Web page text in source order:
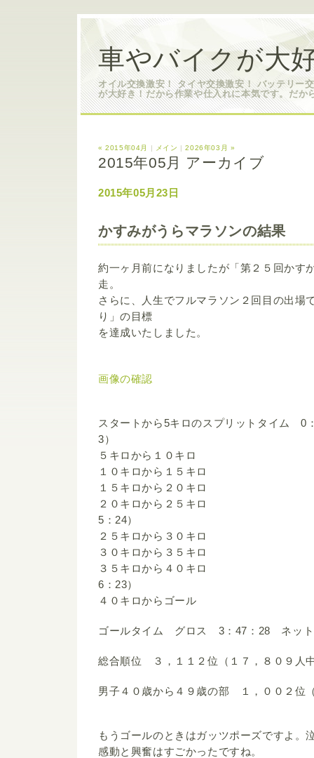
車やバイクが大
オイル交換激安！ タイヤ交換激安！ バッテリー
が大好き！だから作業や仕入れに本気です。だか
« 2015年04月 | メイン |2026年03月 »
2015年05月 アーカイブ
2015年05月23日
かすみがうらマラソンの結果
約一ヶ月前になりましたが「第２５回かす
走。
さらに、人生でフルマラソン２回目の出場
り」の目標
を達成いたしました。
画像の確認
スタートから5キロのスプリットタイム
3）
５キロから１０キロ 0
１０キロから１５キロ 0
１５キロから２０キロ 0
２０キロから２５キロ 0：
5：24）
２５キロから３０キロ 0
３０キロから３５キロ 0
３５キロから４０キロ 0：
6：23）
４０キロからゴール 0
ゴールタイム グロス 3：47：28 ネッ
総合順位 ３，１１２位（１７，８０９人
男子４０歳から４９歳の部 １，００２位
もうゴールのときはガッツポーズですよ。
感動と興奮はすごかったですね。